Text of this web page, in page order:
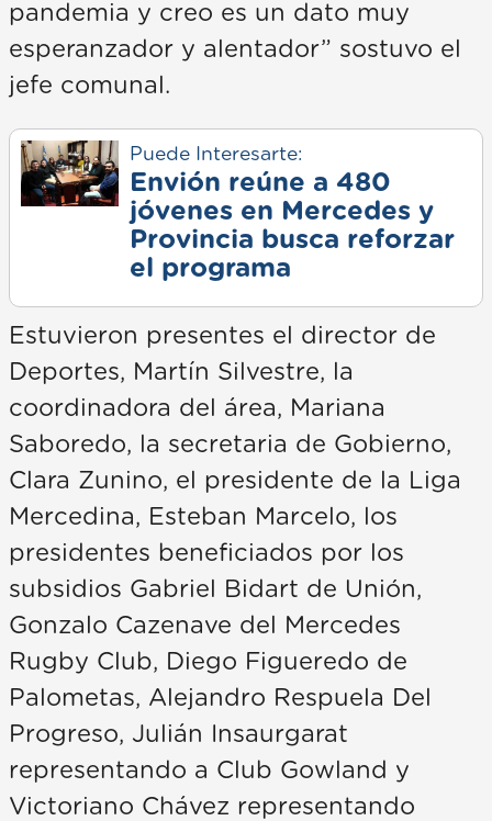
pandemia y creo es un dato muy
esperanzador y alentador” sostuvo el
jefe comunal.
Puede Interesarte:
Envión reúne a 480
jóvenes en Mercedes y
Provincia busca reforzar
el programa
Estuvieron presentes el director de
Deportes, Martín Silvestre, la
coordinadora del área, Mariana
Saboredo, la secretaria de Gobierno,
Clara Zunino, el presidente de la Liga
Mercedina, Esteban Marcelo, los
presidentes beneficiados por los
subsidios Gabriel Bidart de Unión,
Gonzalo Cazenave del Mercedes
Rugby Club, Diego Figueredo de
Palometas, Alejandro Respuela Del
Progreso, Julián Insaurgarat
representando a Club Gowland y
Victoriano Chávez representando